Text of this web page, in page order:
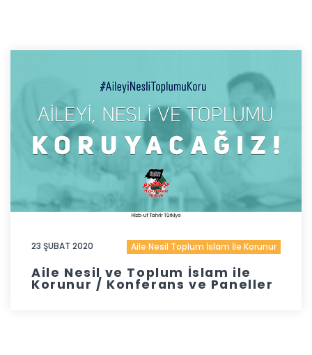
23 ŞUBAT 2020 Aile Nesil Toplum İslam İle Korunur
Aile Nesil ve Toplum İslam ile
Korunur / Konferans ve Paneller